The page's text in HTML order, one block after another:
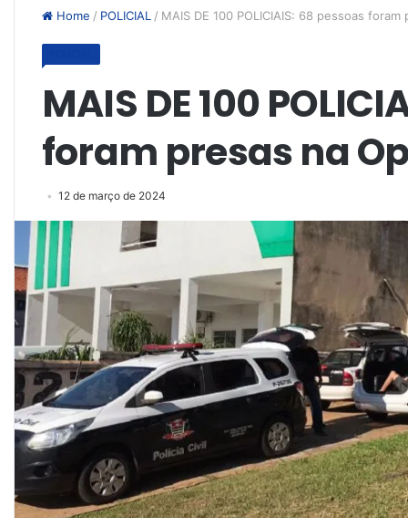
Home / POLICIAL / MAIS DE 100 POLICIAIS: 68 pessoas
MAIS DE 100
foram presas na
12 de março de 2024